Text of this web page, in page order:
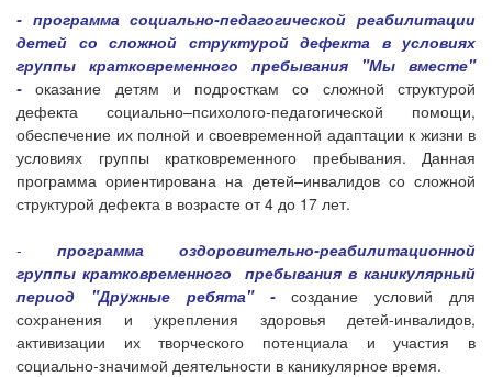
- программа социально-педагогической реабилитации
детей со сложной структурой дефекта в условиях
группы кратковременного пребывания "Мы вместе"
-оказание детям и подросткам со сложной структурой
дефекта социально–психолого-педагогической помощи,
обеспечение их полной и своевременной адаптации к жизни в
условиях группы кратковременного пребывания. Данная
программа ориентирована на детей–инвалидов со сложной
структурой дефекта в возрасте от 4 до 17 лет.
- программа оздоровительно-реабилитационной
группы кратковременного пребывания в каникулярный
период "Дружные ребята" -создание условий для
сохранения и укрепления здоровья детей-инвалидов,
активизации их творческого потенциала и участия в
социально-значимой деятельности в каникулярное время.